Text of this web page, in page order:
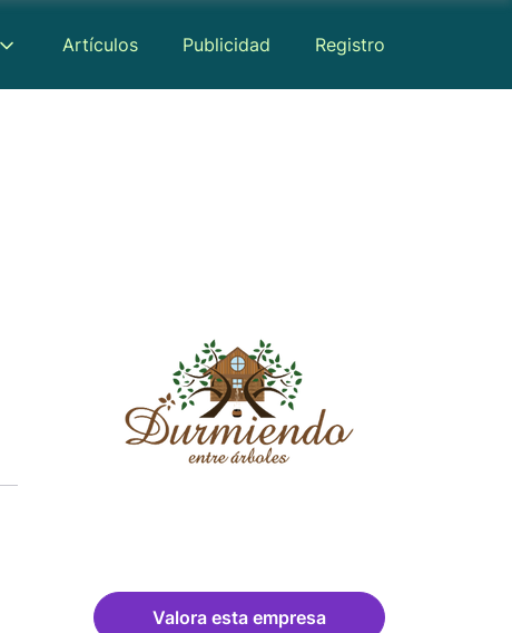
Artículos Publicidad Registro
Valora esta empresa